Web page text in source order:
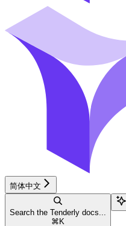
简体中文
Search the Tenderly docs...
⌘ K